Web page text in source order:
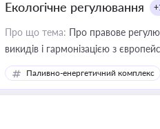
Екологічне регулювання
Про що тема: Про правове
викидів і гармонізацією з
Паливно-енергетичний комплекс